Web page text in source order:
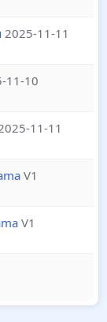
2025-11-11
11-10
11-11
V1
V1